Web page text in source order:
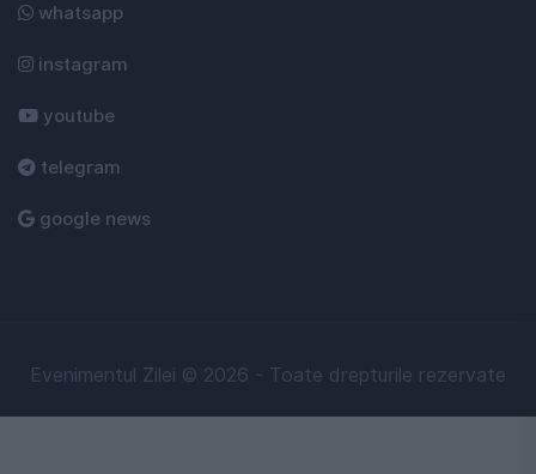
whatsapp
instagram
youtube
telegram
google news
Evenimentul Zilei © 2026 - Toate drepturile rezervate